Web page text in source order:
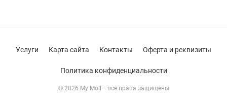
© 2026 My Moll— все права защищены
Услуги Карта сайта Контакты Оферта и реквизиты
Политика конфиденциальности